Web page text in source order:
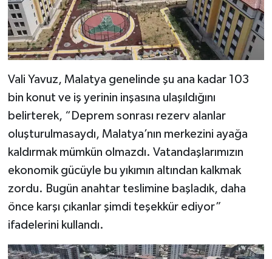
Vali Yavuz, Malatya genelinde şu ana kadar 103
bin konut ve iş yerinin inşasına ulaşıldığını
belirterek, “Deprem sonrası rezerv alanlar
oluşturulmasaydı, Malatya’nın merkezini ayağa
kaldırmak mümkün olmazdı. Vatandaşlarımızın
ekonomik gücüyle bu yıkımın altından kalkmak
zordu. Bugün anahtar teslimine başladık, daha
önce karşı çıkanlar şimdi teşekkür ediyor”
ifadelerini kullandı.